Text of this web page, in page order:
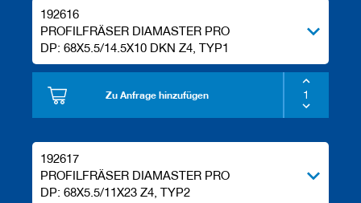
192616
PROFILFRÄSER DIAMASTER PRO
DP: 68X5.5/14.5X10 DKN Z4, TYP1
Zu Anfrage hinzufügen
192617
PROFILFRÄSER DIAMASTER PRO
DP: 68X5.5/11X23 Z4, TYP2